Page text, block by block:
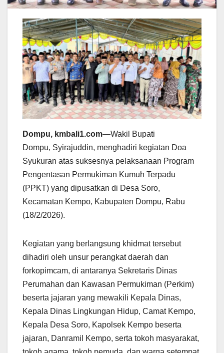
Dompu, kmbali1.com—Wakil Bupati
Dompu, Syirajuddin, menghadiri kegiatan Doa
Syukuran atas suksesnya pelaksanaan Program
Pengentasan Permukiman Kumuh Terpadu
(PPKT) yang dipusatkan di Desa Soro,
Kecamatan Kempo, Kabupaten Dompu, Rabu
(18/2/2026).
Kegiatan yang berlangsung khidmat tersebut
dihadiri oleh unsur perangkat daerah dan
forkopimcam, di antaranya Sekretaris Dinas
Perumahan dan Kawasan Permukiman (Perkim)
beserta jajaran yang mewakili Kepala Dinas,
Kepala Dinas Lingkungan Hidup, Camat Kempo,
Kepala Desa Soro, Kapolsek Kempo beserta
jajaran, Danramil Kempo, serta tokoh masyarakat,